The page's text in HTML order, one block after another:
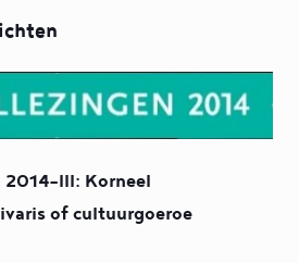
2014-III: Korneel
of cultuurgoeroe